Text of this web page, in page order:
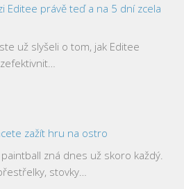
Editee právě teď a na 5 dní zcela
už slyšeli o tom, jak Editee
zažít hru na ostro
paintball zná dnes už skoro každý.
stovky…